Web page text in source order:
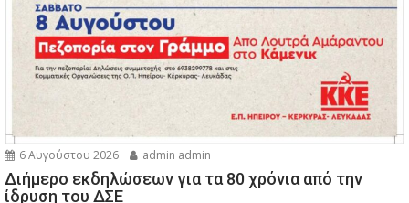
6 Αυγούστου 2026 admin admin
Διήμερο εκδηλώσεων για τα 80 χρόνια από την
ίδρυση του ΔΣΕ